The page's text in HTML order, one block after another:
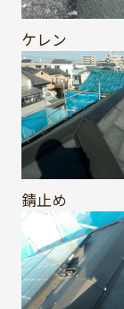
ケレン
錆止め